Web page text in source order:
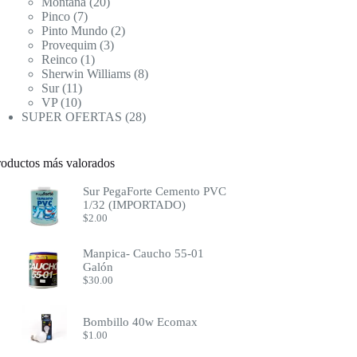
Pinco 77
productos
Pinto Mundo 22
Provequim 33
Reinco 11
producto
Sherwin Williams 88
Sur 1111
productos
VP 1010
productos
SUPER OFERTAS 2828
más valorados
Sur PegaForte Cemento PVC
1/32 (IMPORTADO)
$2.00
Manpica- Caucho 55-01
Galón
$30.00
Bombillo 40w Ecomax
$1.00